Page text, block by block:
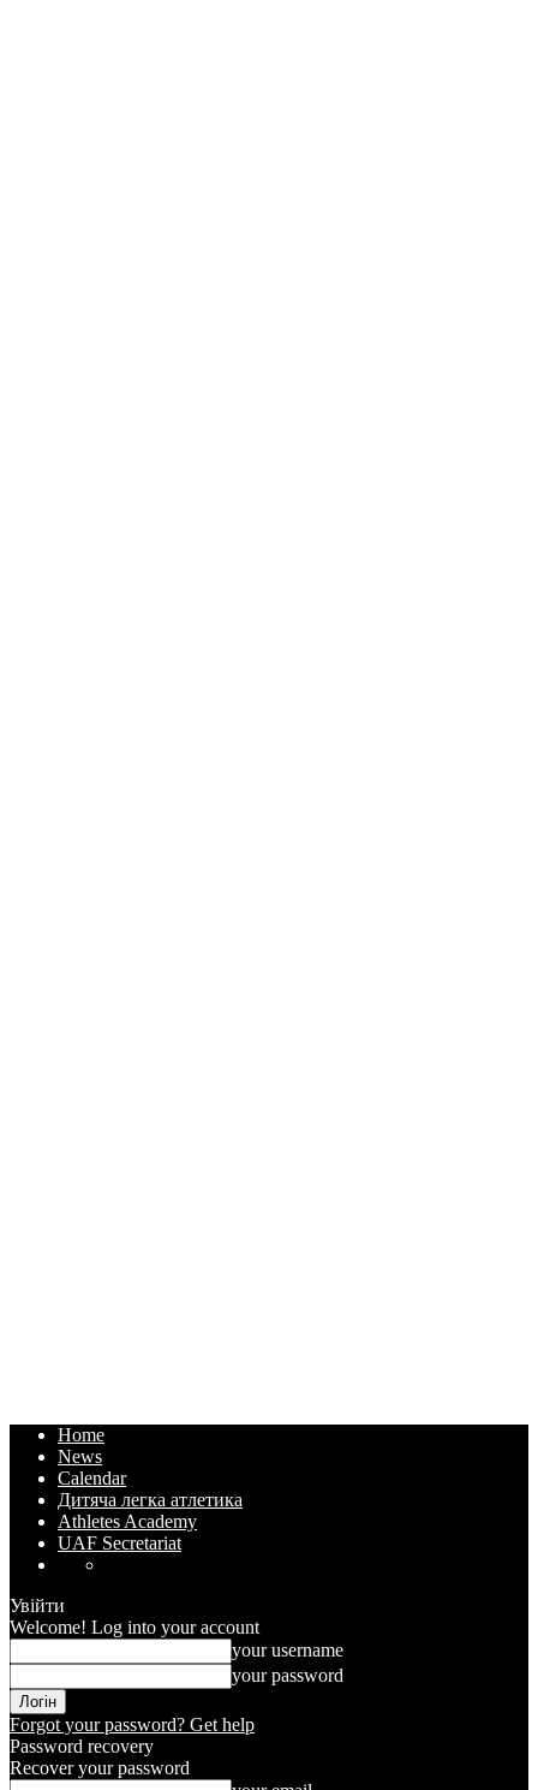
Home
News
Calendar
Дитяча легка атлетика
Athletes Academy
UAF Secretariat
Увійти
Welcome! Log into your account
your username
your password
Forgot your password? Get help
Password recovery
Recover your password